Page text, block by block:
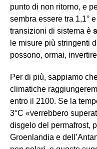
punto di non ritorno, e
sembra essere tra 1,1°
transizioni di sistema è
le misure più stringenti
possono, ormai,
Per di più, sappiamo
climatiche
entro il 2100. Se la
3°C «verrebbero
disgelo del permafrost,
Groenlandia e